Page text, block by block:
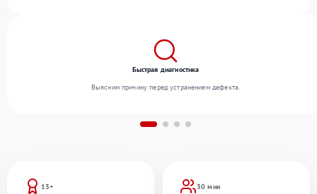
13+
30 мин
Быстрая диагностика
Выясним причину перед устранением дефекта.